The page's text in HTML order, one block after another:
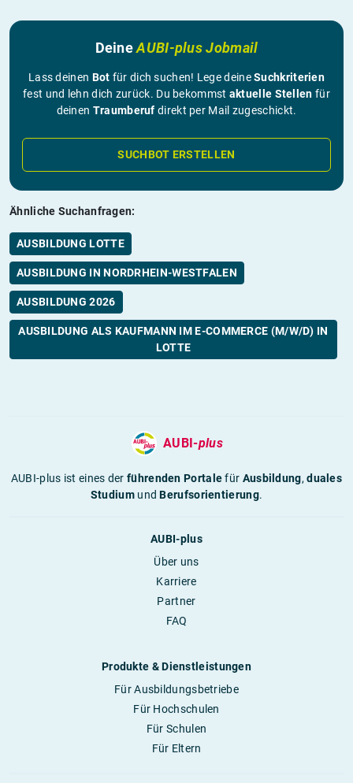
DeineAUBI-plus Jobmail
Lass deinen Bot für dich suchen! Lege deineSuchkriterien
fest und lehn dich zurück. Du bekommst aktuelle Stellen für
deinen Traumberuf direkt per Mail zugeschickt.
SUCHBOT ERSTELLEN
Ähnliche Suchanfragen:
AUSBILDUNG LOTTE
AUSBILDUNG IN NORDRHEIN-WESTFALEN
AUSBILDUNG 2026
AUSBILDUNG ALS KAUFMANN IM E-COMMERCE (M/W/D) IN
LOTTE
AUBI-plus
AUBI-plus ist eines derführenden Portalefür Ausbildung,duales
StudiumundBerufsorientierung.
AUBI-plus
Über uns
Karriere
Partner
FAQ
Produkte & Dienstleistungen
Für Ausbildungsbetriebe
Für Hochschulen
Für Schulen
Für Eltern